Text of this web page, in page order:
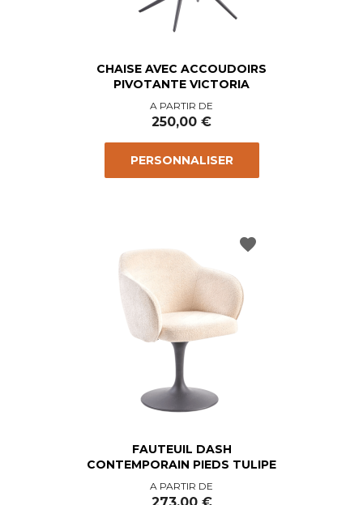
CHAISE AVEC ACCOUDOIRS
PIVOTANTE VICTORIA
Prix
A PARTIR DE
250,00 €
PERSONNALISER
FAUTEUIL DASH
CONTEMPORAIN PIEDS TULIPE
Prix
A PARTIR DE
favorite